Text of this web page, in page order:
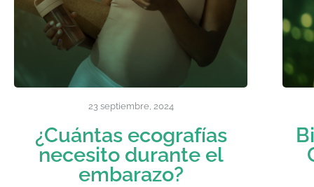
23 septiembre, 2024
¿Cuántas ecografías
necesito durante el
embarazo?